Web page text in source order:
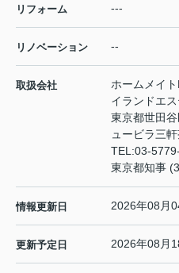
リフォーム ---
リノベーション --
取扱会社
ホームメイ
イランドエス
東京都世田
ュービラ三
TEL:03-
東京都知事
情報更新日 2026年08月
更新予定日 2026年08月